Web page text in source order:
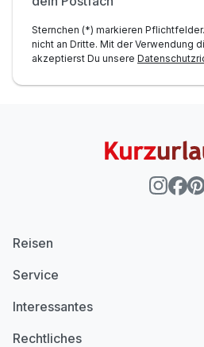
Sternchen (*) markieren
nicht an Dritte. Mit der Verwendung
akzeptierst Du unsere
Reisen
Service
Interessantes
Rechtliches